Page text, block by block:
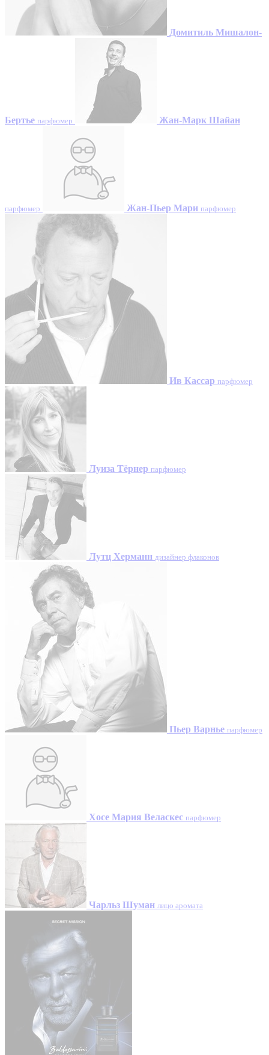
Домитиль Мишалон-
Бертье парфюмер Жан-Марк Шайан
парфюмер Жан-Пьер Мари парфюмер
Ив Кассар парфюмер
Луиза Тёрнер парфюмер
Лутц Херманн дизайнер флаконов
Пьер Варнье парфюмер
Хосе Мария Веласкес парфюмер
Чарльз Шуман лицо аромата